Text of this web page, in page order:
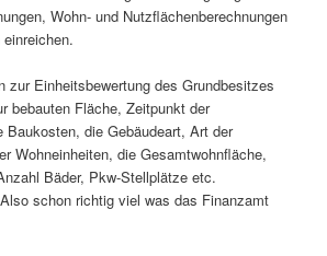
Wohn- und Nutzflächenberechnungen
zur Einheitsbewertung des Grundbesitzes
bebauten Fläche, Zeitpunkt der
Baukosten, die Gebäudeart, Art der
Wohneinheiten, die Gesamtwohnfläche,
Bäder, Pkw-Stellplätze etc.
schon richtig viel was das Finanzamt